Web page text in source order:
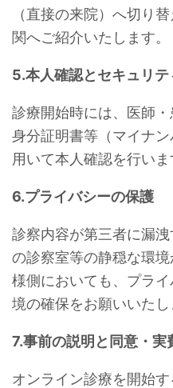
（直接の来院）へ切り
関へご紹介いたします。
5.本人確認とセキュリテ
診療開始時には、医師
身分証明書等（マイナ
用いて本人確認を行いま
6.プライバシーの保護
診察内容が第三者に漏
の診察室等の静穏な環
様側においても、プラ
境の確保をお願いいたし
7.事前の説明と同意・実
オンライン診療を開始